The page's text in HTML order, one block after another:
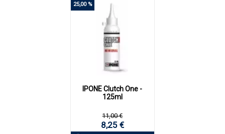
25,00 %
IPONE Clutch One -
125ml
11,00 €
8,25 €